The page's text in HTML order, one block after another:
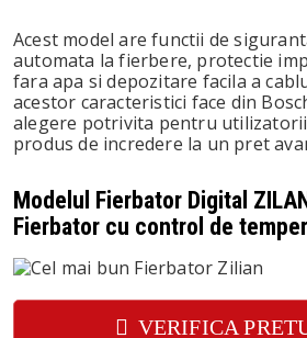
Acest model are functii de
automata la fierbere, protectie
fara apa si depozitare facila a
acestor caracteristici face din
alegere potrivita pentru utilizatorii
produs de incredere la un pret
Modelul Fierbator Digital
Fierbator cu control de
VERIFICA